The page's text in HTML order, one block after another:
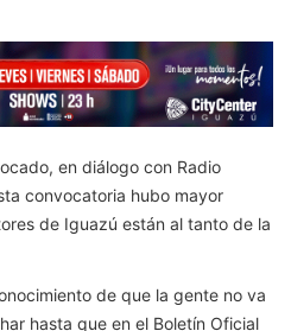
en diálogo con Radio
convocatoria hubo mayor
de Iguazú están al tanto de la
de que la gente no va
hasta que en el Boletín Oficial